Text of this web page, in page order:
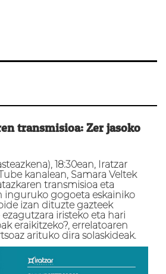
transmisioa: Zer jasoko
18:30ean, Iratzar
kanalean, Samara Veltek
transmisioa eta
inguruko gogoeta eskainiko
izan dituzte gazteek
iristeko eta hari
eraikitzeko?, errelatoaren
arituko dira solaskideak.